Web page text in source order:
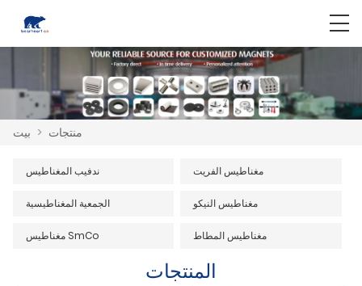
بيت > منتجات
ندفيب المغناطيس مغناطيس الفريت
الجمعية المغناطيسية مغناطيس النيكو
مغناطيس SmCo مغناطيس المطاط
المنتجات